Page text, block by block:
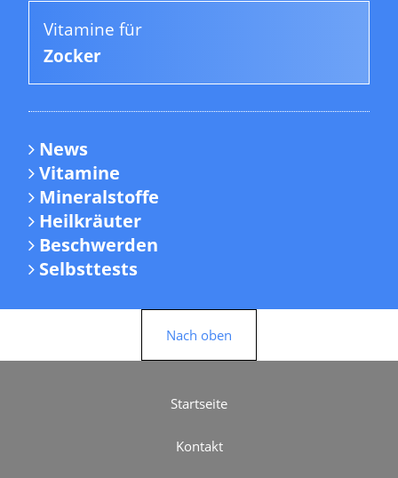
Vitamine für
Zocker
News
Vitamine
Mineralstoffe
Heilkräuter
Beschwerden
Selbsttests
Nach oben
Startseite
Kontakt